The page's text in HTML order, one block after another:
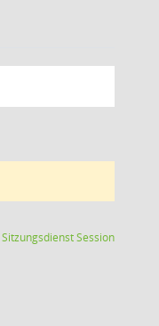
SitzungsdienstSession(Wird in